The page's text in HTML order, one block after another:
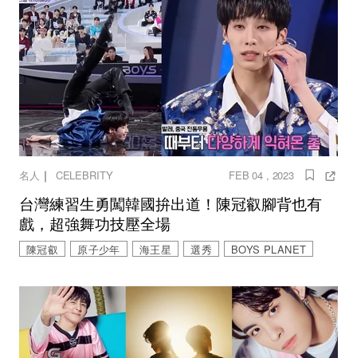
名人 ｜ CELEBRITY FEB 04 , 2023
台灣練習生勇闖韓國拚出道！陳冠叡腳背也有
戲，超強舞功技壓全場
陳冠叡 原子少年 海王星 選秀 BOYS PLANET